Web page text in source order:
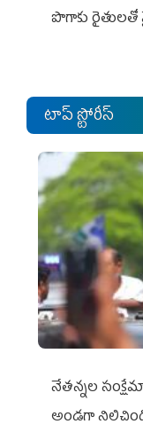
పొగాకు
టాప్ స్టోరీస్
నేతన్నల
అండగా